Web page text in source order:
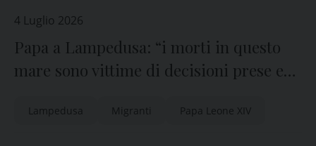
4 Luglio 2026
Papa a Lampedusa: “i morti in questo
mare sono vittime di decisioni prese e
Lampedusa Migranti Papa Leone XIV